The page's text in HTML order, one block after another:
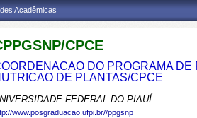
Acadêmicas
CPCE
DO PROGRAMA DE
DE PLANTAS/CPCE
FEDERAL DO PIAUÍ
www.posgraduacao.ufpi.br//ppgsnp